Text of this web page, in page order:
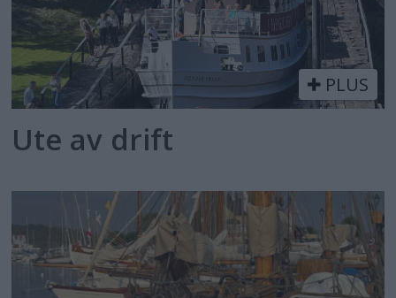
PLUS
Ute av drift